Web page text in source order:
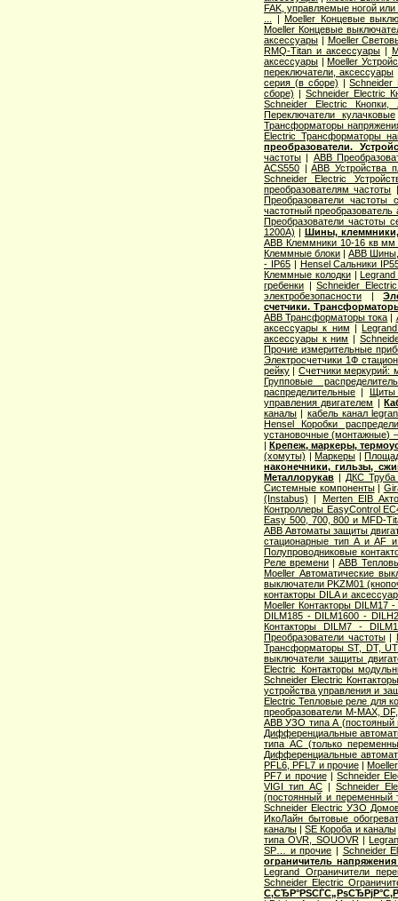
FAK, управляемые ногой
|Moeller Концевые
Moeller Концевые
аксессуары| Moeller
RMQ-Titan и аксессуары|
аксессуары|Moeller
переключатели, аксессуары
серия (в сборе) |Schneider
сборе) |Schneider Electric
Schneider Electric Кнопки,
Переключатели кулачковые
Трансформаторы
Electric Трансформаторы
преобразователи.
частоты| ABB
ACS550|ABB Устройства
Schneider Electric
преобразователям частоты
Преобразователи частоты
частотный преобразователь
Преобразователи частоты
1200А) | Шины, клеммники,
ABB Клеммники 10-16 кв мм
Клеммные блоки |ABB Шины,
- IP65| Hensel Сальники
Клеммные колодки|
гребенки|Schneider
электробезопасности|
счетчики.
ABB Трансформаторы тока |
аксессуары к ним |
аксессуары к ним |
Прочие измерительные
Электросчетчики 1Ф
рейку| Счетчики меркурий:
Групповые
распределительные| Щиты
управления двигателем |
каналы| кабель канал
Hensel Коробки
установочные (монтажные)
|Крепеж, маркеры,
(хомуты) |Маркеры |
наконечники, гильзы,
Металлорукав| ДКС Труба
Системные компоненты|
(Instabus) | Merten EIB
Контроллеры EasyControl
Easy 500, 700, 800 и MFD-
ABB Автоматы защиты
стационарные тип A и AF
Полупроводниковые
Реле времени |ABB
Moeller Автоматические
выключатели PKZM01
контакторы DILA и
Moeller Контакторы DILM17
DILM185 - DILM1600 -
Контакторы DILM7 -
Преобразователи частоты|
Трансформаторы ST, DT,
выключатели защиты
Electric Контакторы
Schneider Electric
устройства управления и
Electric Тепловые реле для
преобразователи M-MAX,
ABB УЗО типа А (постояный
Дифференциальные
типа АС (только
Дифференциальные
PFL6, PFL7 и прочие|
PF7 и прочие|Schneider
VIGI тип AС| Schneider
(постоянный и переменный
Schneider Electric УЗО
ИкоЛайн бытовые
каналы|SE Короба и каналы
типа OVR, SOUOVR|
SP… и прочие | Schneider
ограничитель
Legrand Ограничители
Schneider Electric